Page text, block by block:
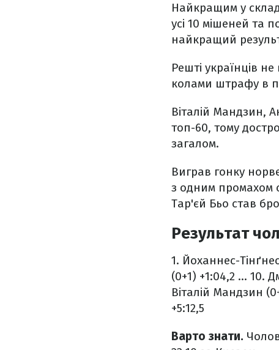
Найкращим у
усі 10 мішеней та
найкращий
Решті українців
колами штрафу в
Віталій Мандзин,
топ-60, тому
загалом.
Виграв гонку
з одним промахом
Тар'єй Бьо став
Результат
1. Йоханнес-
(0+1) +1:04,2 ... 10.
Віталій Мандзин
+5:12,5
Варто знати.